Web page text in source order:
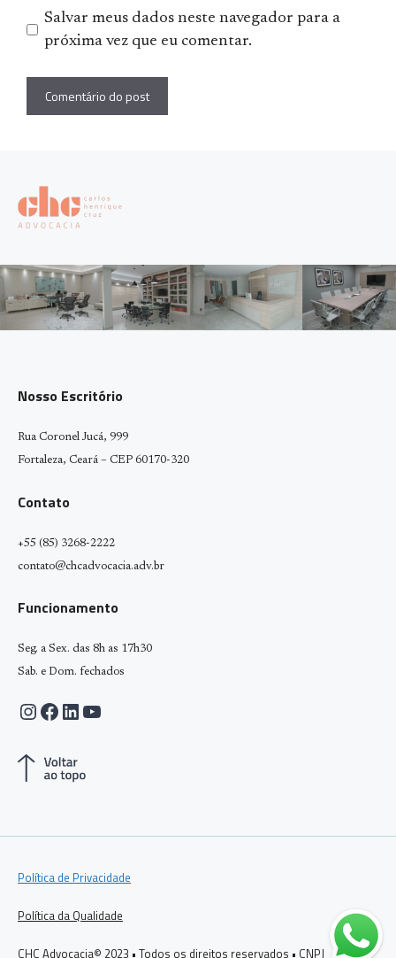
Salvar meus dados neste navegador para a
próxima vez que eu comentar.
Nosso Escritório
Rua Coronel Jucá, 999
Fortaleza, Ceará – CEP 60170-320
Contato
+55 (85) 3268-2222
contato@chcadvocacia.adv.br
Funcionamento
Seg. a Sex. das 8h as 17h30
Sab. e Dom. fechados
Instagram
Facebook
LinkedIn
Youtube
Política de Privacidade
Política da Qualidade
CHC Advocacia© 2023 • Todos os direitos reservados • CNPJ